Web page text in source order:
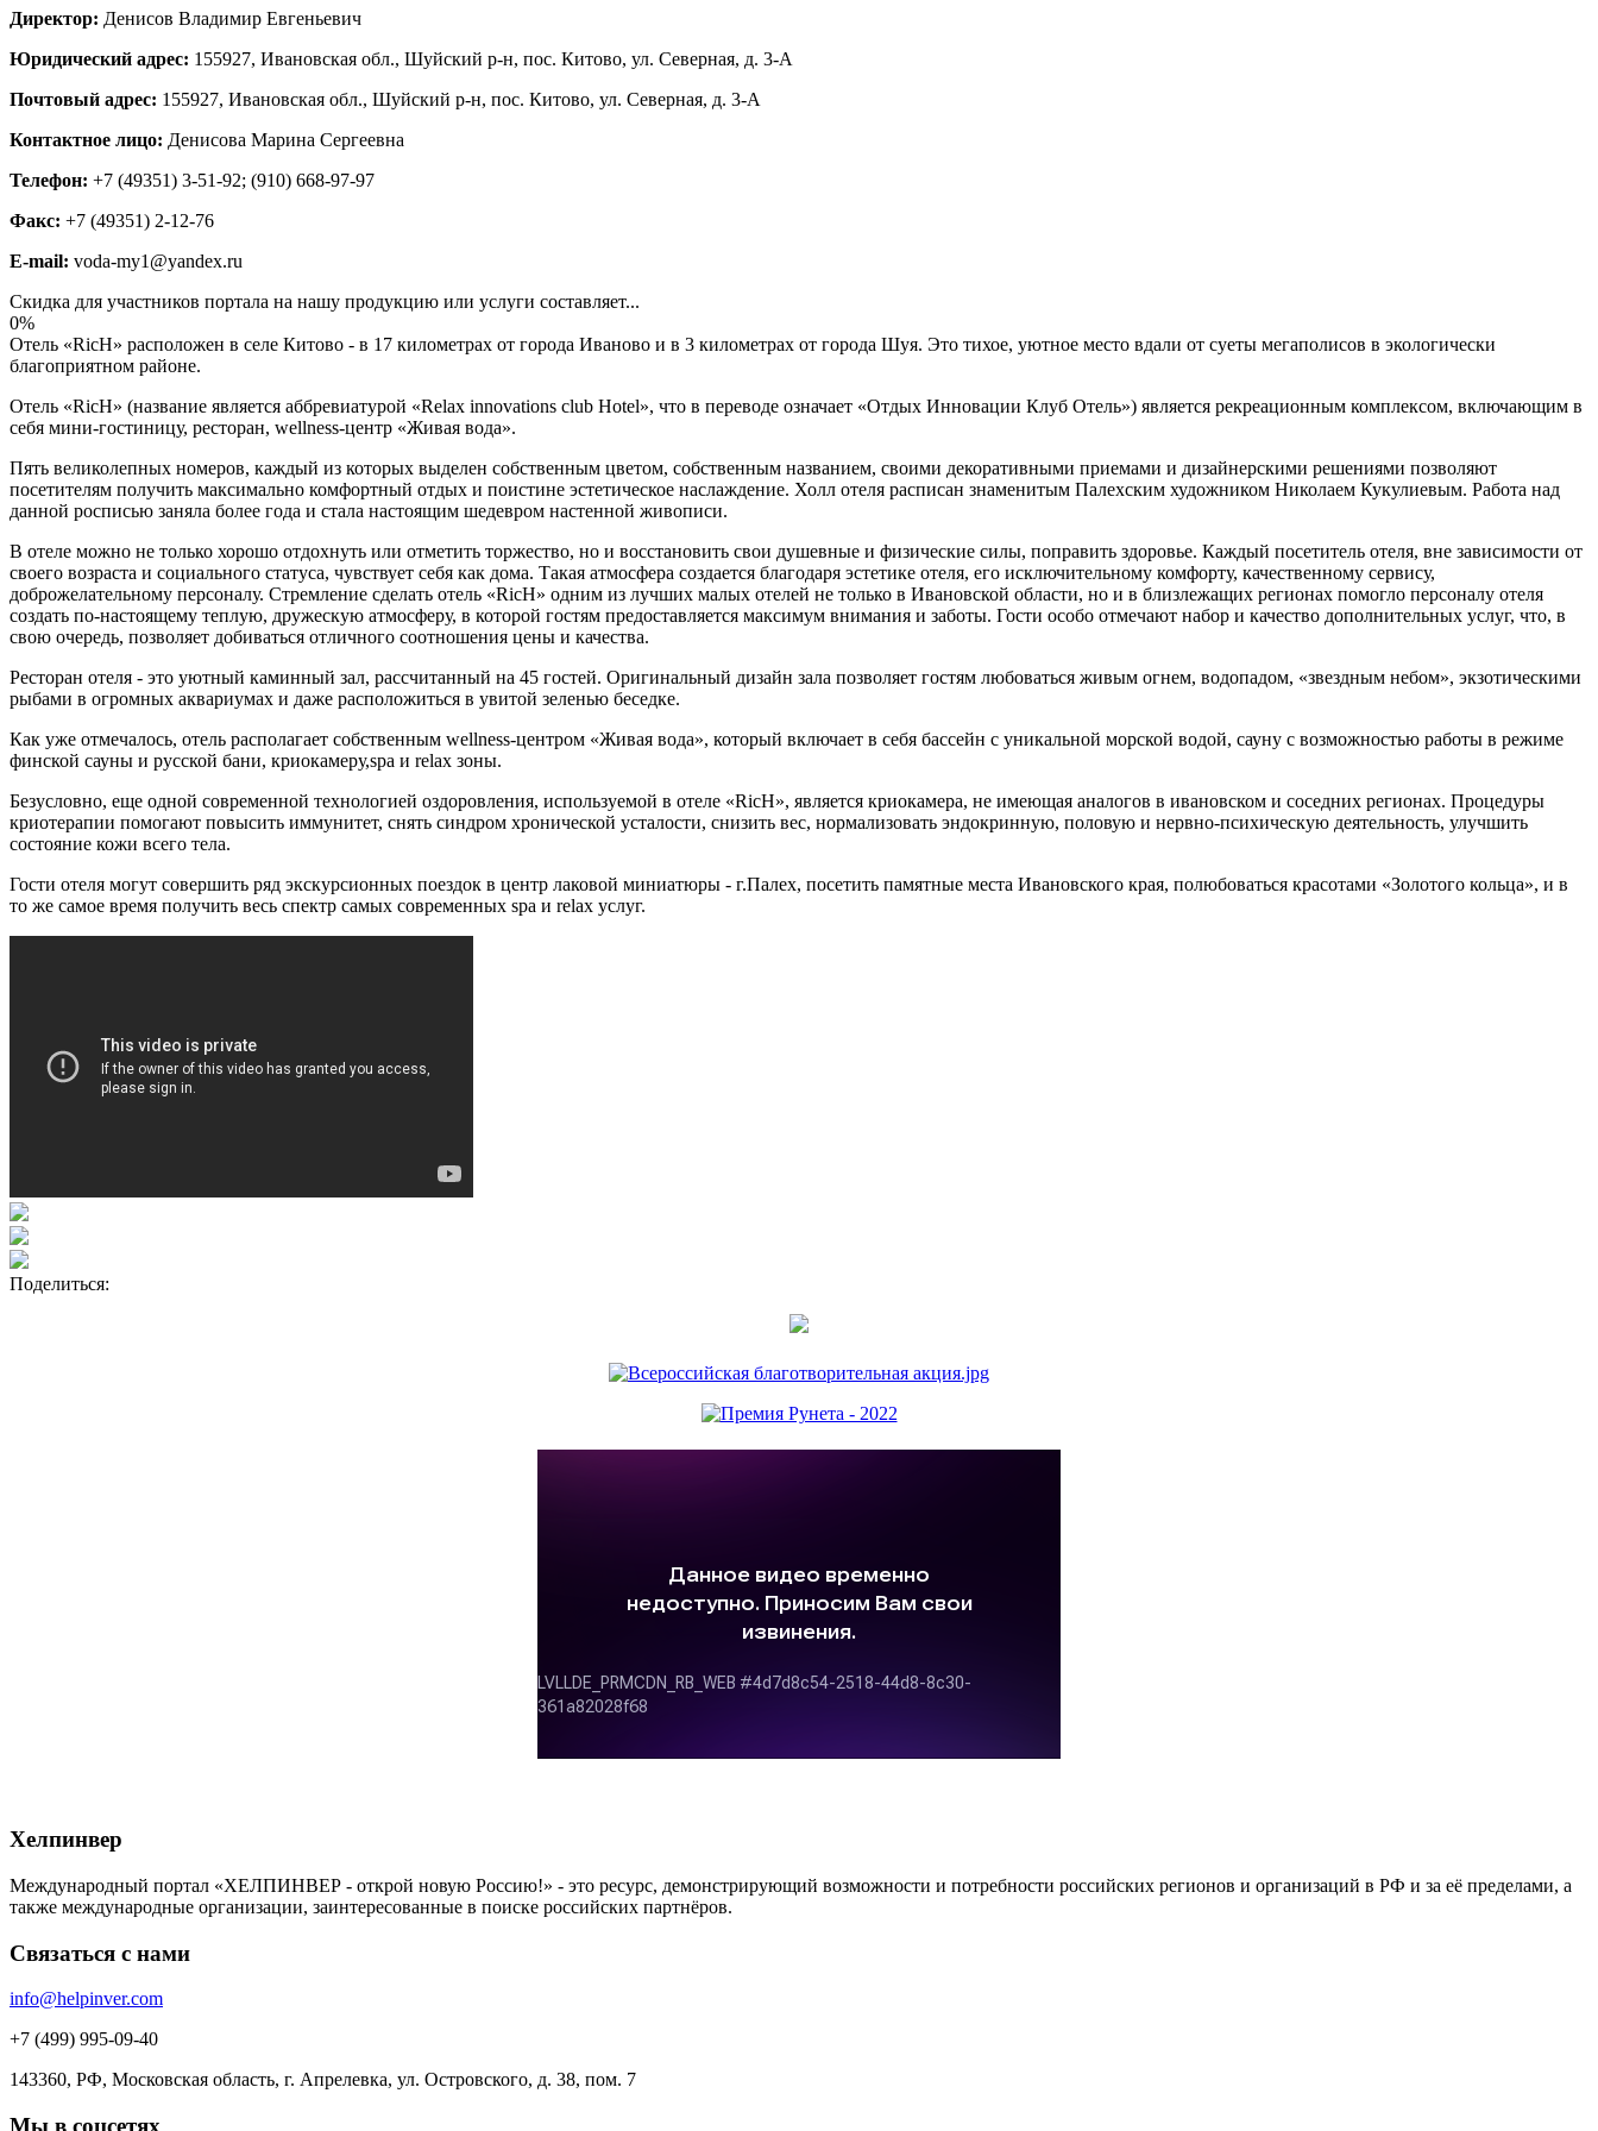
Директор: Денисов Владимир Евгеньевич
Юридический адрес: 155927, Ивановская обл., Шуйский р-н, пос. Китово, ул. Северная, д. 3-А
Почтовый адрес: 155927, Ивановская обл., Шуйский р-н, пос. Китово, ул. Северная, д. 3-А
Контактное лицо: Денисова Марина Сергеевна
Телефон: +7 (49351) 3-51-92; (910) 668-97-97
Факс: +7 (49351) 2-12-76
E-mail: voda-my1@yandex.ru
Скидка для участников портала на нашу продукцию или услуги составляет...
0%
Отель «RicH» расположен в селе Китово - в 17 километрах от города Иваново и в 3 километрах от города Шуя. Это тихое, уютное место вдали от суеты мегаполисов в экологически
благоприятном районе.
Отель «RicH» (название является аббревиатурой «Relax innovations club Hotel», что в переводе означает «Отдых Инновации Клуб Отель») является рекреационным комплексом, включающим в
себя мини-гостиницу, ресторан, wellness-центр «Живая вода».
Пять великолепных номеров, каждый из которых выделен собственным цветом, собственным названием, своими декоративными приемами и дизайнерскими решениями позволяют
посетителям получить максимально комфортный отдых и поистине эстетическое наслаждение. Холл отеля расписан знаменитым Палехским художником Николаем Кукулиевым. Работа над
данной росписью заняла более года и стала настоящим шедевром настенной живописи.
В отеле можно не только хорошо отдохнуть или отметить торжество, но и восстановить свои душевные и физические силы, поправить здоровье. Каждый посетитель отеля, вне зависимости от
своего возраста и социального статуса, чувствует себя как дома. Такая атмосфера создается благодаря эстетике отеля, его исключительному комфорту, качественному сервису,
доброжелательному персоналу. Стремление сделать отель «RicH» одним из лучших малых отелей не только в Ивановской области, но и в близлежащих регионах помогло персоналу отеля
создать по-настоящему теплую, дружескую атмосферу, в которой гостям предоставляется максимум внимания и заботы. Гости особо отмечают набор и качество дополнительных услуг, что, в
свою очередь, позволяет добиваться отличного соотношения цены и качества.
Ресторан отеля - это уютный каминный зал, рассчитанный на 45 гостей. Оригинальный дизайн зала позволяет гостям любоваться живым огнем, водопадом, «звездным небом», экзотическими
рыбами в огромных аквариумах и даже расположиться в увитой зеленью беседке.
Как уже отмечалось, отель располагает собственным wellness-центром «Живая вода», который включает в себя бассейн с уникальной морской водой, сауну с возможностью работы в режиме
финской сауны и русской бани, криокамеру,spa и relax зоны.
Безусловно, еще одной современной технологией оздоровления, используемой в отеле «RicH», является криокамера, не имеющая аналогов в ивановском и соседних регионах. Процедуры
криотерапии помогают повысить иммунитет, снять синдром хронической усталости, снизить вес, нормализовать эндокринную, половую и нервно-психическую деятельность, улучшить
состояние кожи всего тела.
Гости отеля могут совершить ряд экскурсионных поездок в центр лаковой миниатюры - г.Палех, посетить памятные места Ивановского края, полюбоваться красотами «Золотого кольца», и в
то же самое время получить весь спектр самых современных spa и relax услуг.
Поделиться:
Хелпинвер
Международный портал «ХЕЛПИНВЕР - открой новую Россию!» - это ресурс, демонстрирующий возможности и потребности российских регионов и организаций в РФ и за её пределами, а
также международные организации, заинтересованные в поиске российских партнёров.
Связаться с нами
info@helpinver.com
+7 (499) 995-09-40
143360, РФ, Московская область, г. Апрелевка, ул. Островского, д. 38, пом. 7
Мы в соцсетях